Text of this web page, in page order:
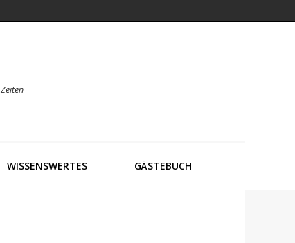
WISSENSWERTES GÄSTEBUCH